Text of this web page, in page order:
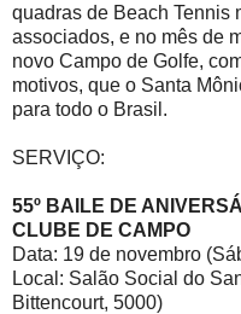
quadras de Beach Tennis
associados, e no mês de
novo Campo de Golfe,
motivos, que o Santa
para todo o Brasil.
SERVIÇO:
55º BAILE DE
CLUBE DE CAMPO
Data: 19 de novembro
Local: Salão Social do
Bittencourt, 5000)